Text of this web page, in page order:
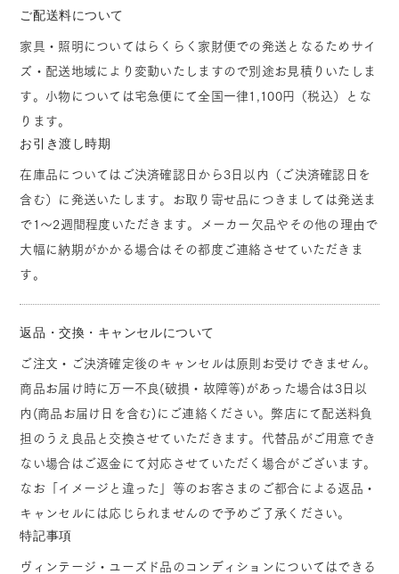
ご配送料について
家具・照明についてはらくらく家財便での発送となるためサイ
ズ・配送地域により変動いたしますので別途お見積りいたしま
す。小物については宅急便にて全国一律1,100円（税込）とな
ります。
お引き渡し時期
在庫品についてはご決済確認日から3日以内（ご決済確認日を
含む）に発送いたします。お取り寄せ品につきましては発送ま
で1～2週間程度いただきます。メーカー欠品やその他の理由で
大幅に納期がかかる場合はその都度ご連絡させていただきま
す。
返品・交換・キャンセルについて
ご注文・ご決済確定後のキャンセルは原則お受けできません。
商品お届け時に万一不良(破損・故障等)があった場合は3日以
内(商品お届け日を含む)にご連絡ください。弊店にて配送料負
担のうえ良品と交換させていただきます。代替品がご用意でき
ない場合はご返金にて対応させていただく場合がございます。
なお「イメージと違った」等のお客さまのご都合による返品・
キャンセルには応じられませんので予めご了承ください。
特記事項
ヴィンテージ・ユーズド品のコンディションについてはできる